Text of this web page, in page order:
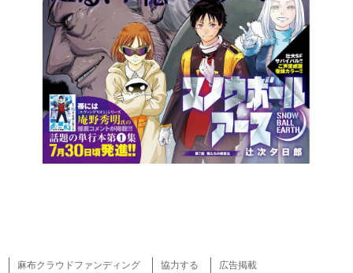
麻布クラウドファンディング 協力する 広告掲載